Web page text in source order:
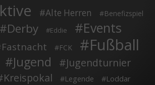
Alte Herren Benefizspiel
Derby Eddie Events
Fastnacht FCK Fußball
Jugend Jugendturnier
Kreispokal Legende Loddar